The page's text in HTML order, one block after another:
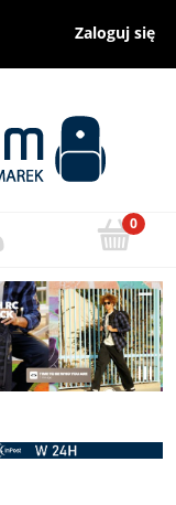
Zaloguj się